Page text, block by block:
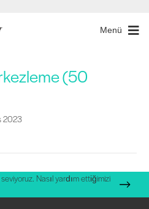
Menü
(50
2023
Nasıl yardım ettiğimizi